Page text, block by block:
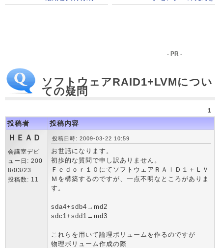
- PR -
ソフトウェアRAID1+LVMについ
ての疑問
1
投稿者 投稿内容
ＨＥＡＤ
会議室デビ
ュー日: 200
8/03/23
投稿数: 11
投稿日時: 2009-03-22 10:59
お世話になります。
初歩的な質問で申し訳ありません。
Ｆｅｄｏｒ１０にてソフトウェアＲＡＩＤ１＋ＬＶ
Ｍを構築するのですが、一点不明なところがありま
す。
sda4+sdb4→md2
sdc1+sdd1→md3
これらを用いて論理ボリュームを作るのですが
物理ボリューム作成の際